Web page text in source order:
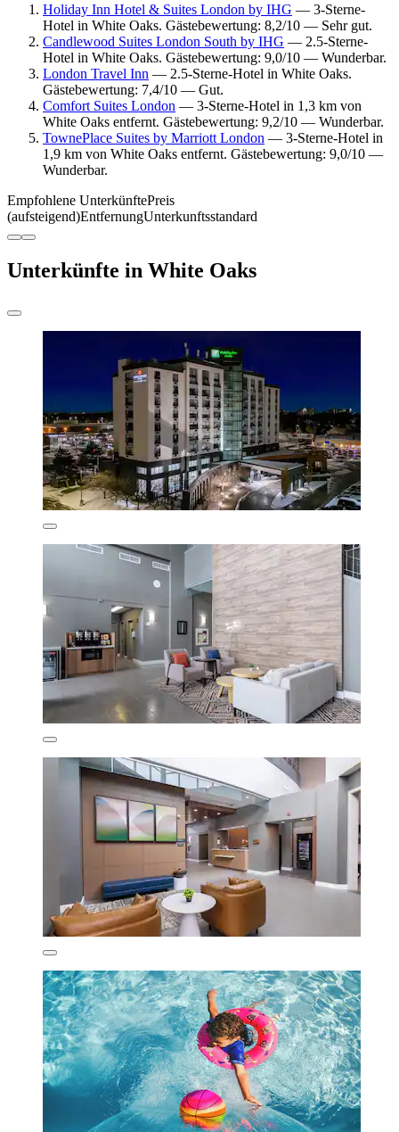
Holiday Inn Hotel & Suites London by IHG — 3-Sterne-
Hotel in White Oaks. Gästebewertung: 8,2/10 — Sehr gut.
Candlewood Suites London South by IHG — 2.5-Sterne-
Hotel in White Oaks. Gästebewertung: 9,0/10 — Wunderbar.
London Travel Inn — 2.5-Sterne-Hotel in White Oaks.
Gästebewertung: 7,4/10 — Gut.
Comfort Suites London — 3-Sterne-Hotel in 1,3 km von
White Oaks entfernt. Gästebewertung: 9,2/10 — Wunderbar.
TownePlace Suites by Marriott London — 3-Sterne-Hotel in
1,9 km von White Oaks entfernt. Gästebewertung: 9,0/10 —
Wunderbar.
Empfohlene UnterkünftePreis
(aufsteigend)EntfernungUnterkunftsstandard
Unterkünfte in White Oaks